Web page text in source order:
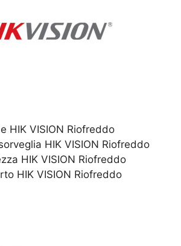
HIK VISION Riofreddo
HIK VISION Riofreddo
HIK VISION Riofreddo
HIK VISION Riofreddo